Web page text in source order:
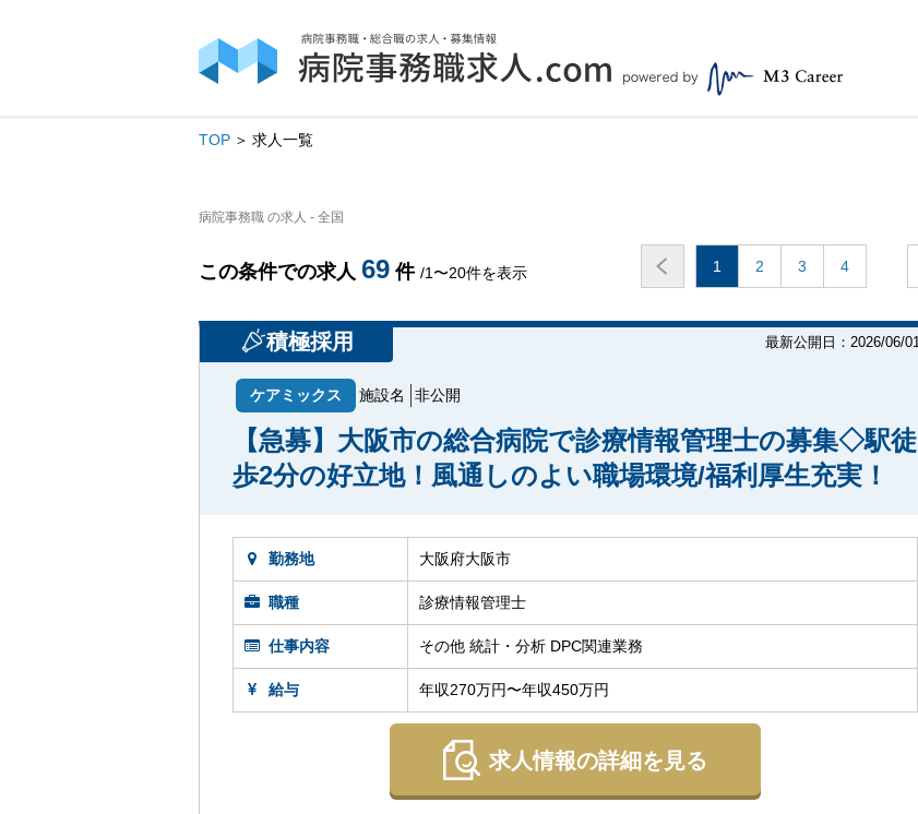
TOP 求人一覧
病院事務職 の求人 - 全国
この条件での求人 69 件 /1〜20件を表示 1 2 3 4
積極採用 最新公開日：2026/06/01
ケアミックス 施設名 非公開
【急募】大阪市の総合病院で診療情報管理士の募集◇駅徒
歩2分の好立地！風通しのよい職場環境/福利厚生充実！
勤務地 大阪府大阪市
職種 診療情報管理士
仕事内容 その他 統計・分析 DPC関連業務
給与 年収270万円〜年収450万円
求人情報の詳細を見る